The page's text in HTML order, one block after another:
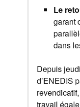
Le
garant
dans
Depuis
d’ENEDIS
travail